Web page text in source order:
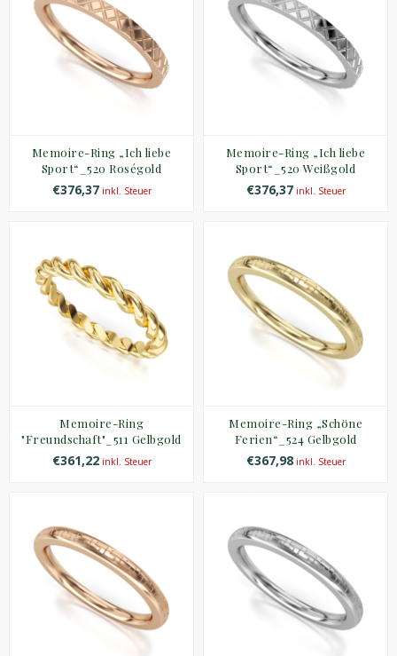
Memoire-Ring „Ich liebe
Sport“_520 Roségold
€376,37inkl. Steuer
Memoire-Ring „Ich liebe
Sport“_520 Weißgold
€376,37inkl. Steuer
Memoire-Ring
"Freundschaft"_511 Gelbgold
€361,22inkl. Steuer
Memoire-Ring „Schöne
Ferien“_524 Gelbgold
€367,98inkl. Steuer